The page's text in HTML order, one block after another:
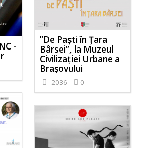
”De Paști în Țara
Bârsei”, la Muzeul
Civilizației Urbane a
Brașovului
2036 0
-